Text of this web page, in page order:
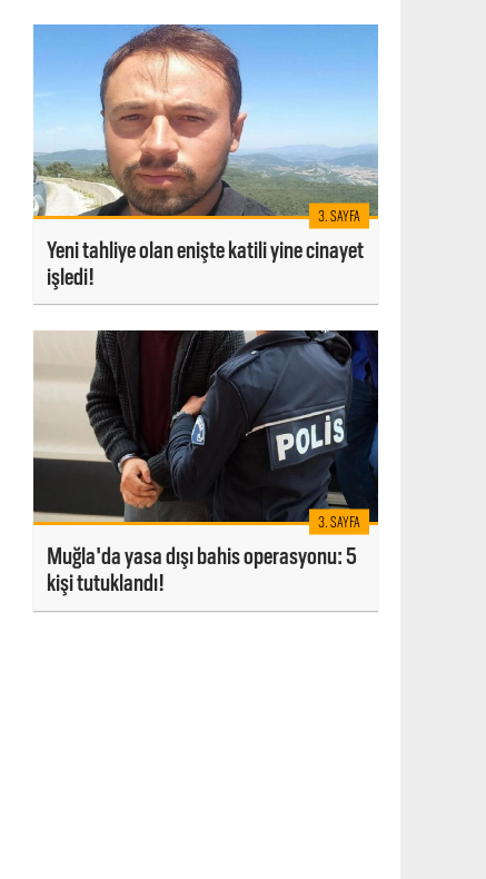
3. SAYFA
Yeni tahliye olan enişte katili yine cinayet
işledi!
3. SAYFA
Muğla'da yasa dışı bahis operasyonu: 5
kişi tutuklandı!